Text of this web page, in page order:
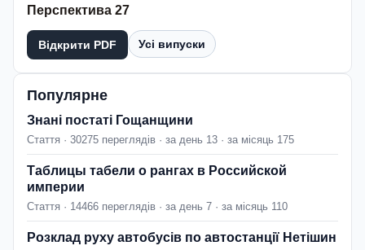
Перспектива 27
Відкрити PDF Усі випуски
Популярне
Знані постаті Гощанщини
Стаття · 30275 переглядів · за день 13 · за місяць 175
Таблицы табели о рангах в Российской
империи
Стаття · 14466 переглядів · за день 7 · за місяць 110
Розклад руху автобусів по автостанції Нетішин